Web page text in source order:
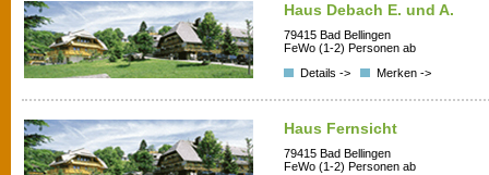
Haus Debach E. und A.
79415 Bad Bellingen
FeWo (1-2) Personen ab
Details ->
Merken ->
Haus Fernsicht
79415 Bad Bellingen
FeWo (1-2) Personen ab